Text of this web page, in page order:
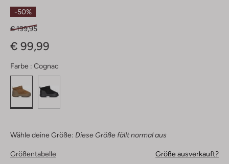
-50%
€ 199,95
€ 99,99
Farbe : Cognac
Wähle deine Größe: Diese Größe fällt normal aus
Größentabelle Größe ausverkauft?